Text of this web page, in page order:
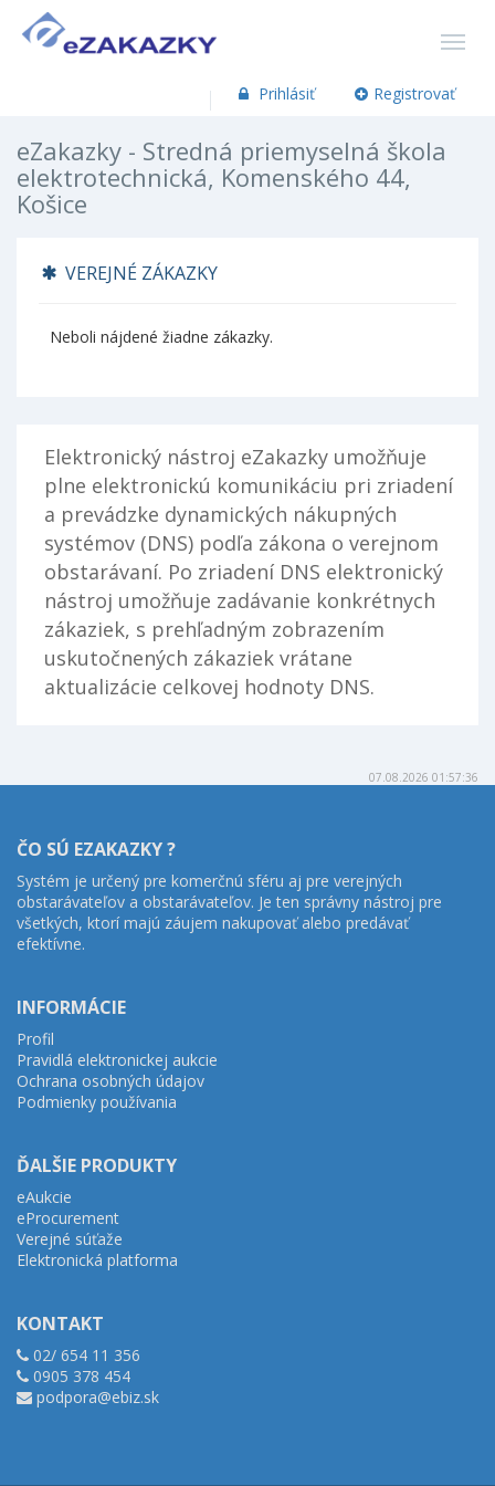
Prihlásiť Registrovať
eZakazky - Stredná priemyselná škola
elektrotechnická, Komenského 44,
Košice
VEREJNÉ ZÁKAZKY
Neboli nájdené žiadne zákazky.
Elektronický nástroj eZakazky umožňuje
plne elektronickú komunikáciu pri zriadení
a prevádzke dynamických nákupných
systémov (DNS) podľa zákona o verejnom
obstarávaní. Po zriadení DNS elektronický
nástroj umožňuje zadávanie konkrétnych
zákaziek, s prehľadným zobrazením
uskutočnených zákaziek vrátane
aktualizácie celkovej hodnoty DNS.
07.08.2026 01:57:36
ČO SÚ EZAKAZKY ?
Systém je určený pre komerčnú sféru aj pre verejných
obstarávateľov a obstarávateľov. Je ten správny nástroj pre
všetkých, ktorí majú záujem nakupovať alebo predávať
efektívne.
INFORMÁCIE
Profil
Pravidlá elektronickej aukcie
Ochrana osobných údajov
Podmienky používania
ĎALŠIE PRODUKTY
eAukcie
eProcurement
Verejné súťaže
Elektronická platforma
KONTAKT
02/ 654 11 356
0905 378 454
podpora@ebiz.sk